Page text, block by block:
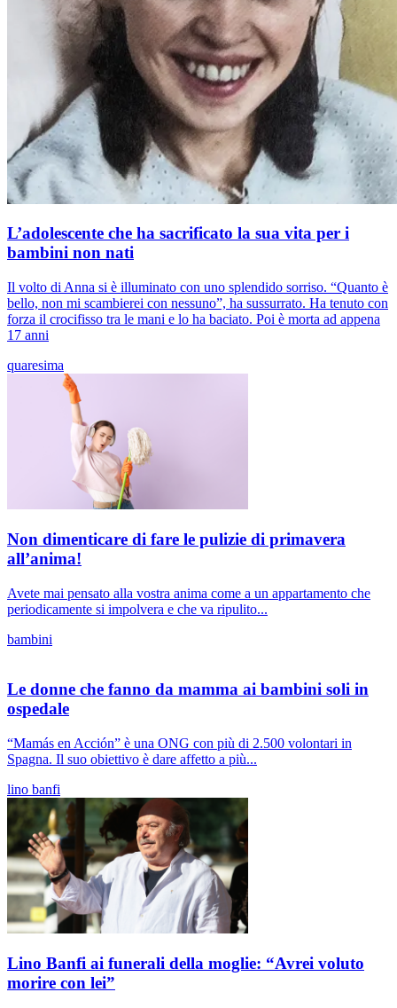
L’adolescente che ha sacrificato la sua vita per i
bambini non nati
Il volto di Anna si è illuminato con uno splendido sorriso. “Quanto è
bello, non mi scambierei con nessuno”, ha sussurrato. Ha tenuto con
forza il crocifisso tra le mani e lo ha baciato. Poi è morta ad appena
17 anni
quaresima
Non dimenticare di fare le pulizie di primavera
all’anima!
Avete mai pensato alla vostra anima come a un appartamento che
periodicamente si impolvera e che va ripulito...
bambini
Le donne che fanno da mamma ai bambini soli in
ospedale
“Mamás en Acción” è una ONG con più di 2.500 volontari in
Spagna. Il suo obiettivo è dare affetto a più...
lino banfi
Lino Banfi ai funerali della moglie: “Avrei voluto
morire con lei”